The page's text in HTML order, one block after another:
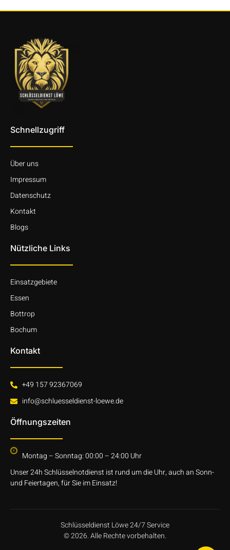
Schnellzugriff
Über uns
Impressum
Datenschutz
Kontakt
Blogs
Nützliche Links
Einsatzgebiete
Essen
Bottrop
Bochum
Kontakt
+49 157 92367069
info@schluesseldienst-loewe.de
Öffnungszeiten
Montag – Sonntag: 00:00 – 24:00 Uhr
Unser 24h Schlüsselnotdienst ist rund um die Uhr, auch an Sonn-
und Feiertagen, für Sie im Einsatz!
Schlüsseldienst Löwe 24/7 Service
© 2026. Alle Rechte vorbehalten.